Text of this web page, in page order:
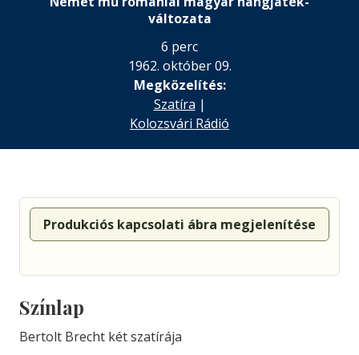
változata
6 perc
1962. október 09.
Megközelítés:
Szatíra |
Kolozsvári Rádió
Produkciós kapcsolati ábra megjelenítése
Színlap
Bertolt Brecht két szatírája